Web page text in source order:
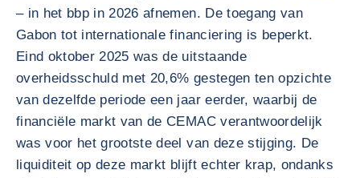
– in het bbp in 2026 afnemen. De toegang van
Gabon tot internationale financiering is beperkt.
Eind oktober 2025 was de uitstaande
overheidsschuld met 20,6% gestegen ten opzichte
van dezelfde periode een jaar eerder, waarbij de
financiële markt van de CEMAC verantwoordelijk
was voor het grootste deel van deze stijging. De
liquiditeit op deze markt blijft echter krap, ondanks